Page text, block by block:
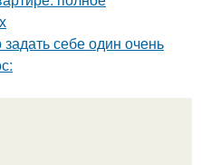
себе один очень